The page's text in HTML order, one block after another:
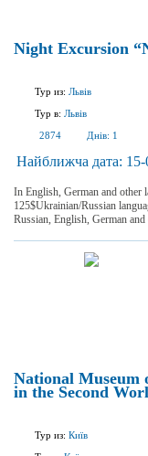
Night Excursion
Тур из: Львів
Тур в: Львів
2874
Днів: 1
Найближча дата:
In English, German and other
125$Ukrainian/Russian
Russian, English, German and
National Museum
in the Second
Тур из: Київ